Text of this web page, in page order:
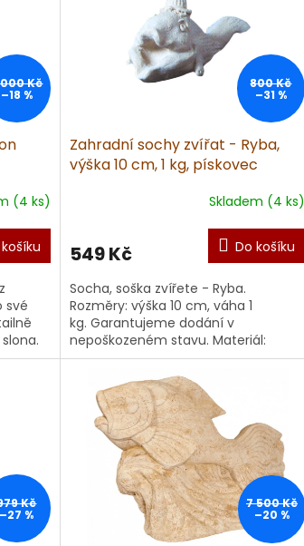
Kč
–18 %
(4 ks)
své
800 Kč
–31 %
Zahradní sochy zvířat - Ryba,
výška 10 cm, 1 kg, pískovec
Skladem (4 ks)
549 Kč Do košíku
Socha, soška zvířete - Ryba.
Rozměry: výška 10 cm, váha 1
kg. Garantujeme dodání v
nepoškozeném stavu. Materiál:
umělý
pískovec. Doporučujeme impregnaci.
Vyrobené...
Kč
–27 %
7 500 Kč
–20 %